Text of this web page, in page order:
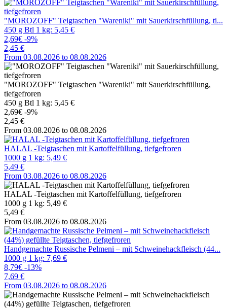
"MOROZOFF" Teigtaschen "Wareniki" mit Sauerkirschfüllung, ti...
450 g Btl 1 kg: 5,45 €
2,69€ -9%
2,45 €
From 03.08.2026 to 08.08.2026
"MOROZOFF" Teigtaschen "Wareniki" mit Sauerkirschfüllung,
tiefgefroren
450 g Btl 1 kg: 5,45 €
2,69€ -9%
2,45 €
From 03.08.2026 to 08.08.2026
HALAL -Teigtaschen mit Kartoffelfüllung, tiefgefroren
1000 g 1 kg: 5,49 €
5,49 €
From 03.08.2026 to 08.08.2026
HALAL -Teigtaschen mit Kartoffelfüllung, tiefgefroren
1000 g 1 kg: 5,49 €
5,49 €
From 03.08.2026 to 08.08.2026
Handgemachte Russische Pelmeni – mit Schweinehackfleisch (44...
1000 g 1 kg: 7,69 €
8,79€ -13%
7,69 €
From 03.08.2026 to 08.08.2026